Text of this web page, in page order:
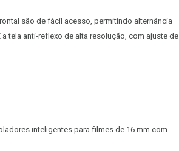
são de fácil acesso, permitindo alternância
tela anti-reflexo de alta resolução, com ajuste de
inteligentes para filmes de 16 mm com